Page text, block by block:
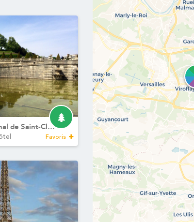
TOURISME
ACTUALITÉS
PHOTOS
CONTACT & ACCES
- 15 rue Dantan - 92210 Saint-Cloud
reception@lesjardinsdesaintcloud.fr
- +33 1 41 12 32 00